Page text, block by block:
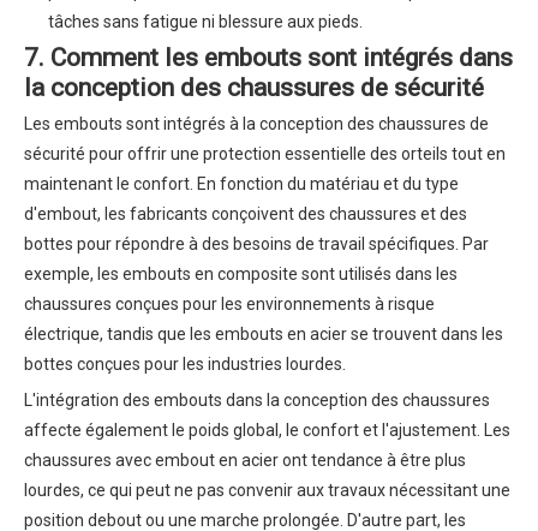
tâches sans fatigue ni blessure aux pieds.
7. Comment les embouts sont intégrés dans
la conception des chaussures de sécurité
Les embouts sont intégrés à la conception des chaussures de
sécurité pour offrir une protection essentielle des orteils tout en
maintenant le confort. En fonction du matériau et du type
d'embout, les fabricants conçoivent des chaussures et des
bottes pour répondre à des besoins de travail spécifiques. Par
exemple, les embouts en composite sont utilisés dans les
chaussures conçues pour les environnements à risque
électrique, tandis que les embouts en acier se trouvent dans les
bottes conçues pour les industries lourdes.
L'intégration des embouts dans la conception des chaussures
affecte également le poids global, le confort et l'ajustement. Les
chaussures avec embout en acier ont tendance à être plus
lourdes, ce qui peut ne pas convenir aux travaux nécessitant une
position debout ou une marche prolongée. D'autre part, les